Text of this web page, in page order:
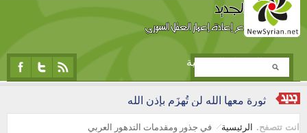
المرحلة التجريبية
لمن يلحقها...!!
انت تتصفح. الرئيسية في جذور ومقدمات التدهور العربي